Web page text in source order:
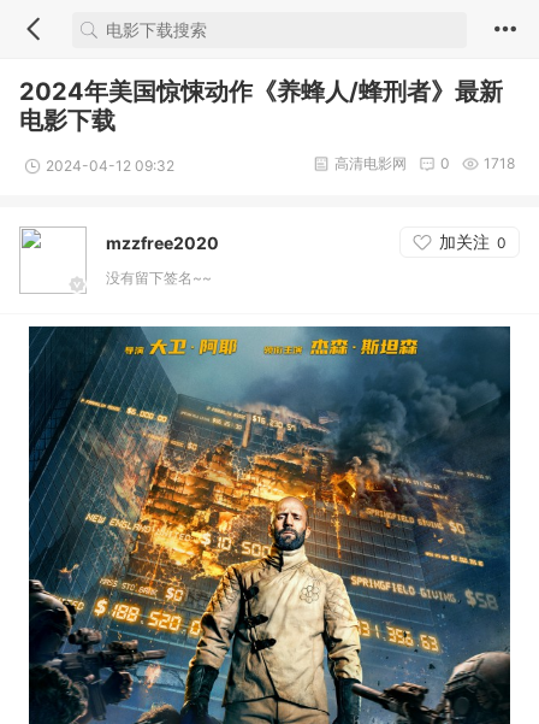
2024年美国惊悚动作《养蜂人/蜂刑者》最新
电影下载
2024-04-12 09:32 1718
0
高清电影网
mzzfree2020 加关注 0
没有留下签名~~